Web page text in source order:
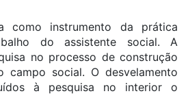
como instrumento da prática
do assistente social. A
no processo de construção
campo social. O desvelamento
à pesquisa no interior o